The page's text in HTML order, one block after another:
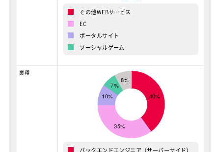
その他WEBサービス
EC
ポータルサイト
ソーシャルゲーム
業種
バックエンドエンジニア（サーバーサイド）